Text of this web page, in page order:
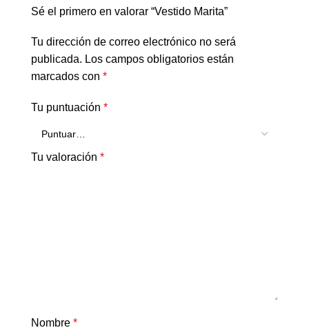
Sé el primero en valorar “Vestido Marita”
Tu dirección de correo electrónico no será
publicada. Los campos obligatorios están
marcados con *
Tu puntuación *
Tu valoración *
Nombre *